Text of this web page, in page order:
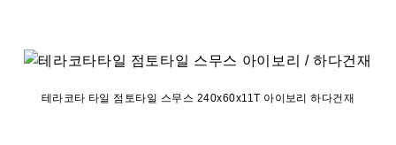
테라코타 타일 점토타일 스무스 240x60x11T 아이보리 하다건재